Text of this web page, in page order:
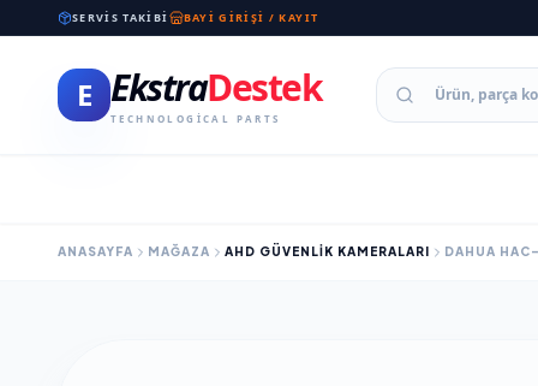
SERVIS TAKIBI BAYI GIRIŞI / KAYIT
E EkstraDestek
TECHNOLOGICAL PARTS
ANASAYFA MAĞAZA AHD GÜVENLİK KAMERALARI DAHUA